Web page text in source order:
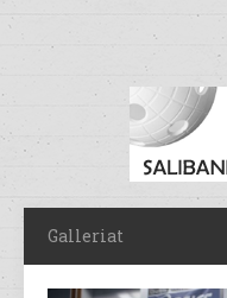
Galleriat